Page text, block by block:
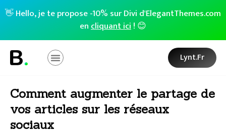
👋 Hello, je te propose -10% sur Divi d'ElegantThemes.com
encliquant ici! 😊
Lynt.fr
Comment augmenter le partage de
vos articles sur les réseaux
sociaux